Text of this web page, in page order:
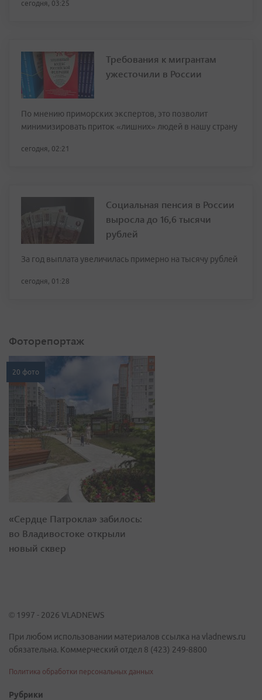
сегодня, 03:25
Требования к мигрантам
ужесточили в России
По мнению приморских экспертов, это позволит
минимизировать приток «лишних» людей в нашу страну
сегодня, 02:21
Социальная пенсия в России
выросла до 16,6 тысячи
рублей
За год выплата увеличилась примерно на тысячу рублей
сегодня, 01:28
Фоторепортаж
20 фото
«Сердце Патрокла» забилось:
во Владивостоке открыли
новый сквер
© 1997 - 2026 VLADNEWS
При любом использовании материалов ссылка на vladnews.ru
обязательна. Коммерческий отдел 8 (423) 249-8800
Политика обработки персональных данных
Рубрики